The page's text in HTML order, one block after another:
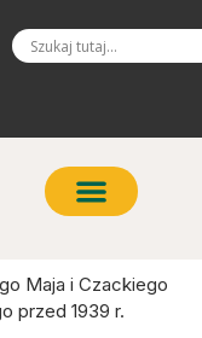
Maja i Czackiego
przed 1939 r.